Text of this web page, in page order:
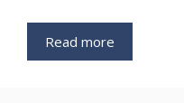
Read more